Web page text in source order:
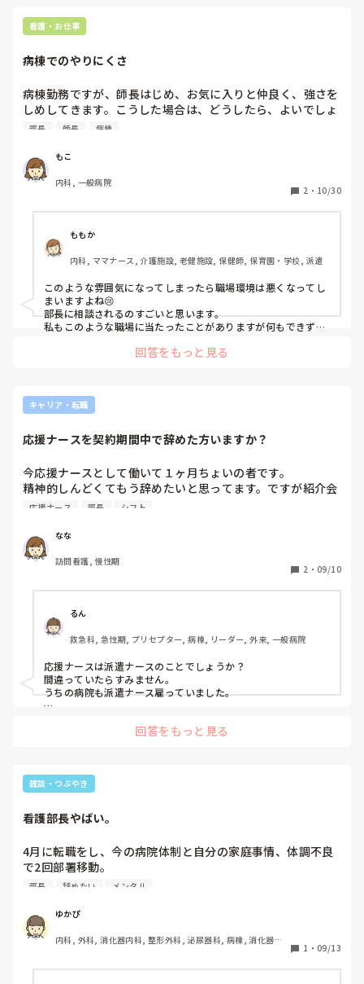
看護・お仕事
病棟でのやりにくさ
病棟勤務ですが、師長はじめ、お気に入りと仲良く、強さを
しめしてきます。こうした場合は、どうしたら、よいでしょ
うか。一度、部長には、相談しとますが、問題とは、とらえ
部長 師長 病棟
もこ
内科, 一般病院
2 ・ 10/30
ももか
内科, ママナース, 介護施設, 老健施設, 保健師, 保育園・学校, 派遣
このような雰囲気になってしまったら職場環境は悪くなってし
まいますよね😢
部長に相談されるのすごいと思います。
私もこのような職場に当たったことがありますが何もできずに
質問の答えにはなってないですが、良い方向に向かうといいで
回答をもっと見る
キャリア・転職
応援ナースを契約期間中で辞めた方いますか？
今応援ナースとして働いて１ヶ月ちょいの者です。
精神的しんどくてもう辞めたいと思ってます。ですが紹介会
社を通していることや、シフトがすでに決まっていることか
応援ナースを契約期間未満で辞めた方いたらどのようにして
辞めたか、流れを聞きたいです。よろしくお願いします。
（師長、部長と面談はあったか、決まってるシフトはやって
辞めたのか、スタッフの反応、など)
応援ナース 部長 シフト
なな
訪問看護, 慢性期
2 ・ 09/10
るん
救急科, 急性期, プリセプター, 病棟, リーダー, 外来, 一般病院
応援ナースは派遣ナースのことでしょうか？
間違っていたらすみません。
うちの病院も派遣ナース雇っていました。
紹介会社、その職場の師長さんに伝えて辞めたい故を伝えまし
回答をもっと見る
雑談・つぶやき
看護部長やばい。
4月に転職をし、今の病院体制と自分の家庭事情、体調不良
で2回部署移動。
さらにの家庭事情により今の病院を辞めたいことを部長にい
使って、お金と時間もかけてるんだよ。辞めるのはいいけ
ど、12月いっぱいと言われた。次の所前から決まっていて待
ってもらってるのに。
部長あんたは、私の親でも身内でもない他人なんだから、人
の家庭事情に首つっこむなー。だから禿げてるだな。
部長 辞めたい メンタル
ゆかぴ
内科, 外科, 消化器内科, 整形外科, 泌尿器科, 病棟, 消化器外
1 ・ 09/13